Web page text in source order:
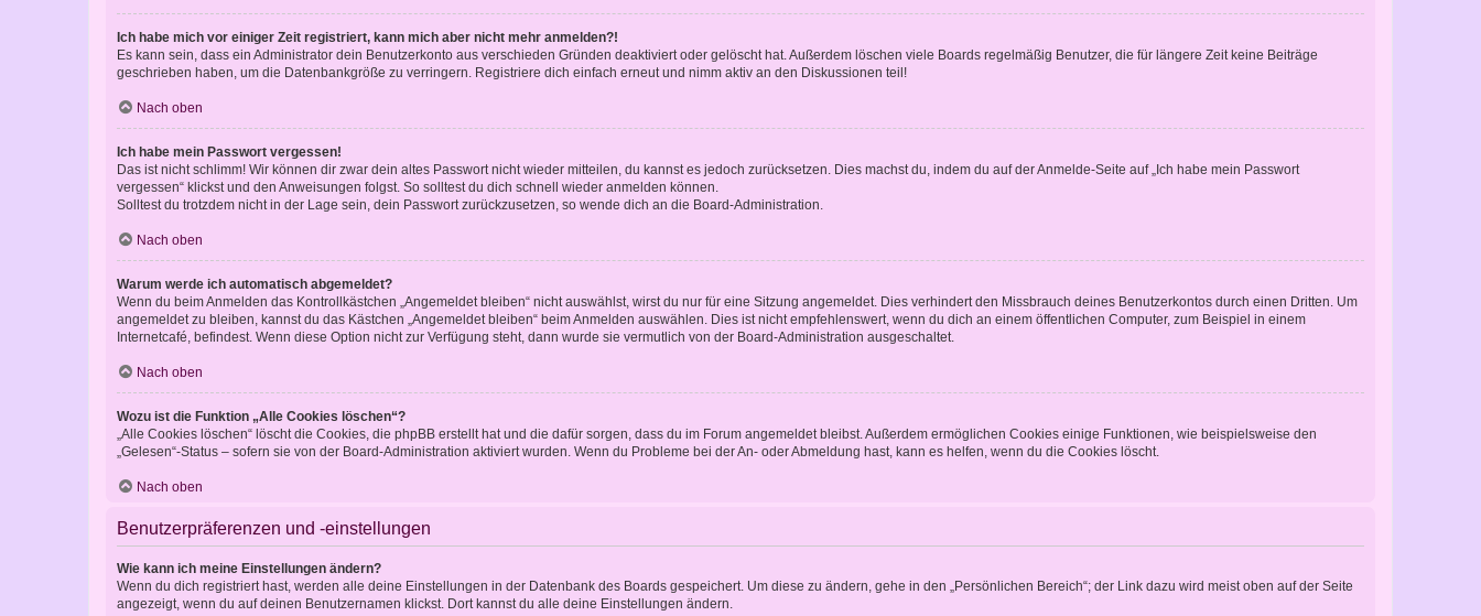
Ich habe mich vor einiger Zeit registriert, kann mich aber nicht mehr anmelden?!
Es kann sein, dass ein Administrator dein Benutzerkonto aus verschieden Gründen deaktiviert oder gelöscht hat. Außerdem löschen viele Boards regelmäßig Benutzer, die für längere Zeit keine Beiträge
geschrieben haben, um die Datenbankgröße zu verringern. Registriere dich einfach erneut und nimm aktiv an den Diskussionen teil!
Nach oben
Ich habe mein Passwort vergessen!
Das ist nicht schlimm! Wir können dir zwar dein altes Passwort nicht wieder mitteilen, du kannst es jedoch zurücksetzen. Dies machst du, indem du auf der Anmelde-Seite auf „Ich habe mein Passwort
vergessen“ klickst und den Anweisungen folgst. So solltest du dich schnell wieder anmelden können.
Solltest du trotzdem nicht in der Lage sein, dein Passwort zurückzusetzen, so wende dich an die Board-Administration.
Nach oben
Warum werde ich automatisch abgemeldet?
Wenn du beim Anmelden das Kontrollkästchen „Angemeldet bleiben“ nicht auswählst, wirst du nur für eine Sitzung angemeldet. Dies verhindert den Missbrauch deines Benutzerkontos durch einen Dritten. Um
angemeldet zu bleiben, kannst du das Kästchen „Angemeldet bleiben“ beim Anmelden auswählen. Dies ist nicht empfehlenswert, wenn du dich an einem öffentlichen Computer, zum Beispiel in einem
Internetcafé, befindest. Wenn diese Option nicht zur Verfügung steht, dann wurde sie vermutlich von der Board-Administration ausgeschaltet.
Nach oben
Wozu ist die Funktion „Alle Cookies löschen“?
„Alle Cookies löschen“ löscht die Cookies, die phpBB erstellt hat und die dafür sorgen, dass du im Forum angemeldet bleibst. Außerdem ermöglichen Cookies einige Funktionen, wie beispielsweise den
„Gelesen“-Status – sofern sie von der Board-Administration aktiviert wurden. Wenn du Probleme bei der An- oder Abmeldung hast, kann es helfen, wenn du die Cookies löscht.
Nach oben
Benutzerpräferenzen und -einstellungen
Wie kann ich meine Einstellungen ändern?
Wenn du dich registriert hast, werden alle deine Einstellungen in der Datenbank des Boards gespeichert. Um diese zu ändern, gehe in den „Persönlichen Bereich“; der Link dazu wird meist oben auf der Seite
angezeigt, wenn du auf deinen Benutzernamen klickst. Dort kannst du alle deine Einstellungen ändern.